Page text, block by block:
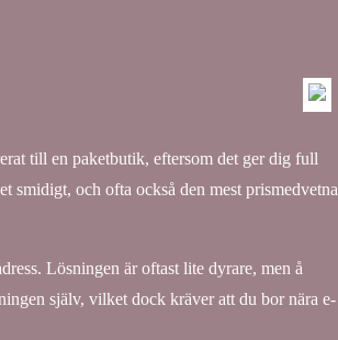
till en paketbutik, eftersom det ger dig full
smidigt, och ofta också den mest prismedvetna
Lösningen är oftast lite dyrare, men å
själv, vilket dock kräver att du bor nära e-